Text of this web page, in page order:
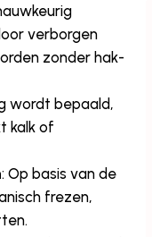
verborgen
zonder hak-
wordt bepaald,
kalk of
: Op basis van de
frezen,